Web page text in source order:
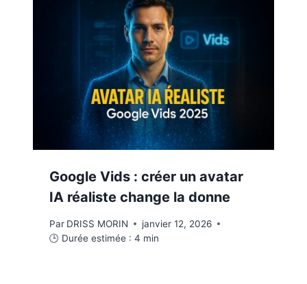
Google Vids : créer un avatar
IA réaliste change la donne
Par DRISS MORIN
janvier 12, 2026
🕒 Durée estimée : 4 min